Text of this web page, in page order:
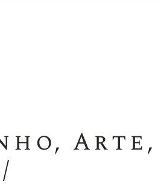
Arte,